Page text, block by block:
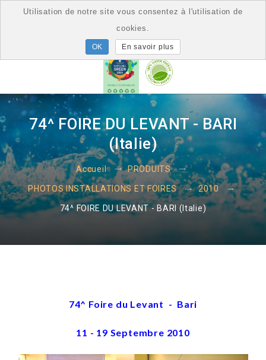
74^ FOIRE DU LEVANT - BARI
(Italie)
Accueil PRODUITS
PHOTOS INSTALLATIONS ET FOIRES 2010
74^ FOIRE DU LEVANT - BARI (Italie)
74^ Foire du Levant - Bari
11 - 19 Septembre 2010
Utilisation de notre site vous consentez à l'utilisation de
cookies.
En savoir plus